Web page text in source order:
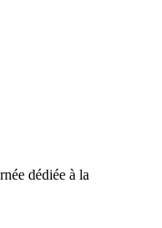
dédiée à la